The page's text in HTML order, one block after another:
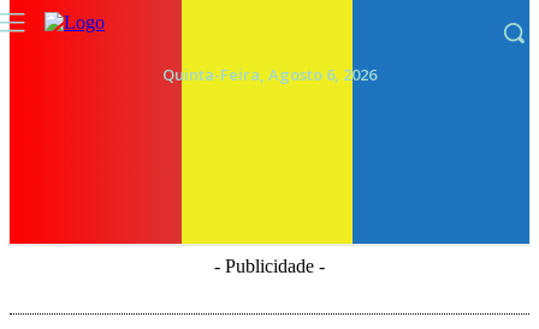
Quinta-Feira, Agosto 6, 2026
- Publicidade -